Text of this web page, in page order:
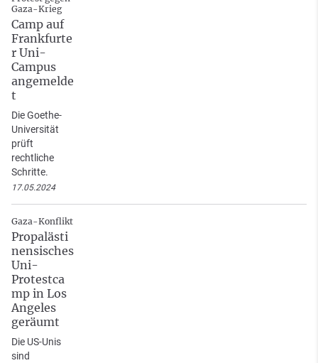
Gaza-Krieg
Camp auf
Frankfurte
r Uni-
Campus
angemelde
t
Die Goethe-
Universität
prüft
rechtliche
Schritte.
17.05.2024
Gaza-Konflikt
Propalästi
nensisches
Uni-
Protestca
mp in Los
Angeles
geräumt
Die US-Unis
sind